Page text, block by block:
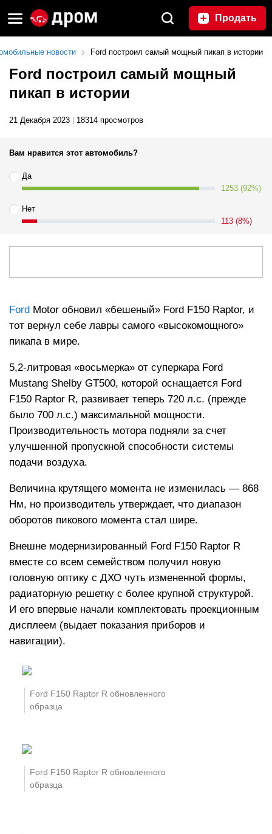
Продать
новости Ford построил самый мощный пикап в истории
Ford построил самый мощный
пикап в истории
21 Декабря 2023 18314 просмотров
Вам нравится этот автомобиль?
Да
1253 (92%)
Нет
113 (8%)
Ford Motor обновил «бешеный» Ford F150 Raptor, и
тот вернул себе лавры самого «высокомощного»
пикапа в мире.
5,2-литровая «восьмерка» от суперкара Ford
Mustang Shelby GT500, которой оснащается Ford
F150 Raptor R, развивает теперь 720 л.с. (прежде
было 700 л.с.) максимальной мощности.
Производительность мотора подняли за счет
улучшенной пропускной способности системы
подачи воздуха.
Величина крутящего момента не изменилась — 868
Нм, но производитель утверждает, что диапазон
оборотов пикового момента стал шире.
Внешне модернизированный Ford F150 Raptor R
вместе со всем семейством получил новую
головную оптику с ДХО чуть измененной формы,
радиаторную решетку с более крупной структурой.
И его впервые начали комплектовать проекционным
дисплеем (выдает показания приборов и
навигации).
Ford F150 Raptor R обновленного
образца
Ford F150 Raptor R обновленного
образца